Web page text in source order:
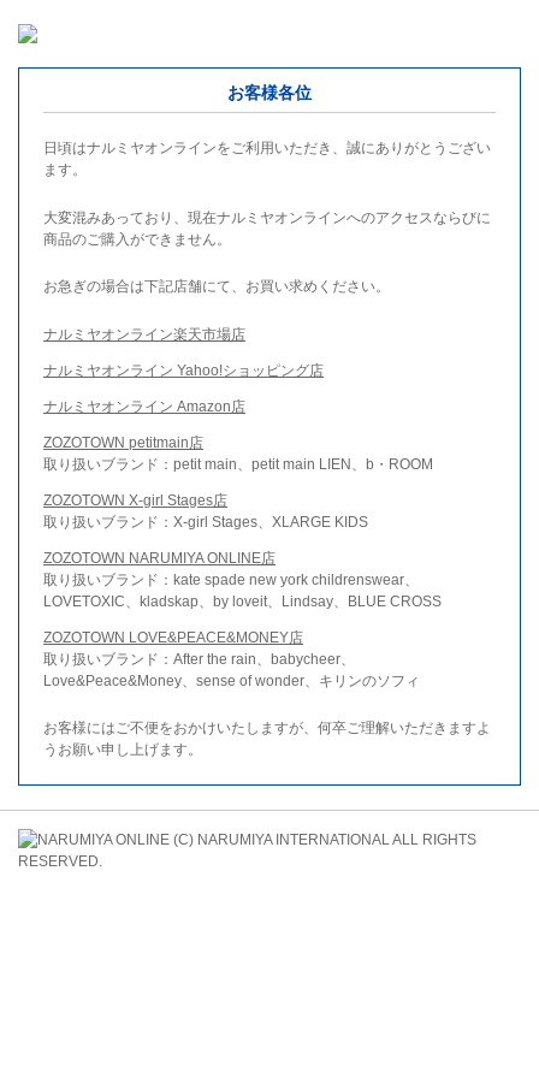
お客様各位
日頃はナルミヤオンラインをご利用いただき、誠にありがとうござい
ます。
大変混みあっており、現在ナルミヤオンラインへのアクセスならびに
商品のご購入ができません。
お急ぎの場合は下記店舗にて、お買い求めください。
ナルミヤオンライン楽天市場店
ナルミヤオンライン Yahoo!ショッピング店
ナルミヤオンライン Amazon店
ZOZOTOWN petitmain店
取り扱いブランド：petit main、petit main LIEN、b・ROOM
ZOZOTOWN X-girl Stages店
取り扱いブランド：X-girl Stages、XLARGE KIDS
ZOZOTOWN NARUMIYA ONLINE店
取り扱いブランド：kate spade new york childrenswear、
LOVETOXIC、kladskap、by loveit、Lindsay、BLUE CROSS
ZOZOTOWN LOVE&PEACE&MONEY店
取り扱いブランド：After the rain、babycheer、
Love&Peace&Money、sense of wonder、キリンのソフィ
お客様にはご不便をおかけいたしますが、何卒ご理解いただきますよ
うお願い申し上げます。